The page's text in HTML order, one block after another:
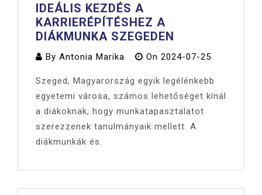
IDEÁLIS KEZDÉS A
KARRIERÉPÍTÉSHEZ A
DIÁKMUNKA SZEGEDEN
By Antonia Marika On 2024-07-25
Szeged, Magyarország egyik legélénkebb
egyetemi városa, számos lehetőséget kínál
a diákoknak, hogy munkatapasztalatot
szerezzenek tanulmányaik mellett. A
diákmunkák és.